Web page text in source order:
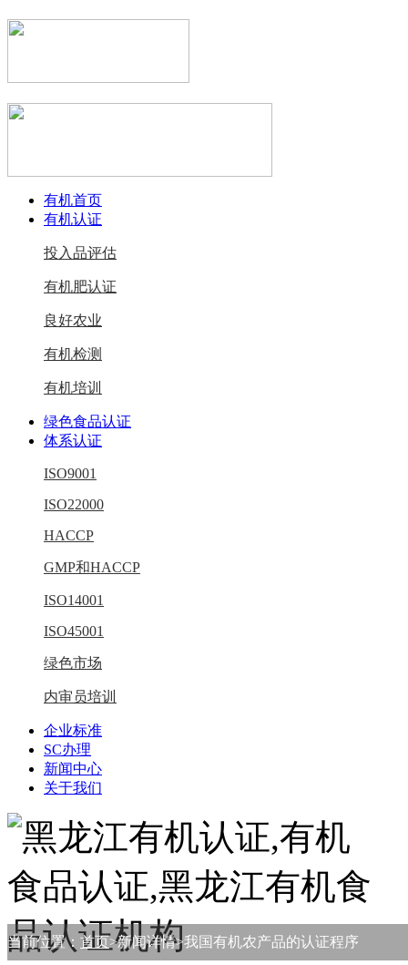
有机首页
有机认证
投入品评估
有机肥认证
良好农业
有机检测
有机培训
绿色食品认证
体系认证
ISO9001
ISO22000
HACCP
GMP和HACCP
ISO14001
ISO45001
绿色市场
内审员培训
企业标准
SC办理
新闻中心
关于我们
当前位置： 首页>新闻详情>我国有机农产品的认证程序